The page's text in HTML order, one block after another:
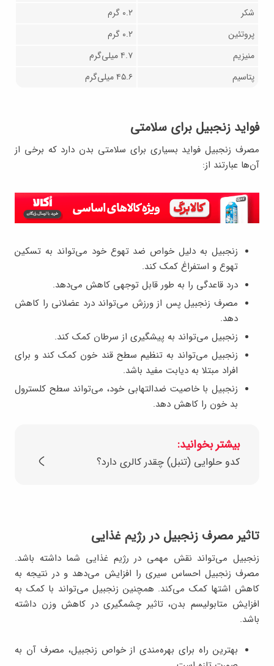
شکر
۰.۲ گرم
پروتئین
۰.۲ گرم
منیزیم
۴.۷ میلی‌گرم
پتاسیم
۴۵.۶ میلی‌گرم
فواید زنجبیل برای سلامتی
مصرف زنجبیل فواید بسیاری برای سلامتی بدن دارد که برخی از
آن‌ها عبارتند از:
زنجبیل به دلیل خواص ضد تهوع خود می‌تواند به تسکین
تهوع و استفراغ کمک کند.
درد قاعدگی را به طور قابل توجهی کاهش می‌دهد.
مصرف زنجبیل پس از ورزش می‌تواند درد عضلانی را کاهش
دهد.
زنجبیل می‌تواند به پیشگیری از سرطان کمک کند.
زنجبیل می‌تواند به تنظیم سطح قند خون کمک کند و برای
افراد مبتلا به دیابت مفید باشد.
زنجبیل با خاصیت ضدالتهابی خود، می‌تواند سطح کلسترول
بد خون را کاهش دهد.
بیشتر بخوانید:
کدو حلوایی (تنبل) چقدر کالری دارد؟
تاثیر مصرف زنجبیل در رژیم غذایی
زنجبیل می‌تواند نقش مهمی در رژیم غذایی شما داشته باشد.
مصرف زنجبیل احساس سیری را افزایش می‌دهد و در نتیجه به
کاهش اشتها کمک می‌کند. همچنین زنجبیل می‌تواند با کمک به
افزایش متابولیسم بدن، تاثیر چشمگیری در کاهش وزن داشته
باشد.
بهترین راه برای بهره‌مندی از خواص زنجبیل، مصرف آن به